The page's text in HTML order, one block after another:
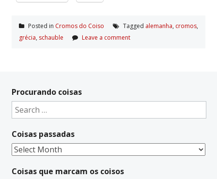
Posted in Cromos do Coiso Tagged alemanha, cromos,
grécia, schauble Leave a comment
Procurando coisas
Search
for:
Coisas passadas
Coisas
Coisas que marcam os coisos